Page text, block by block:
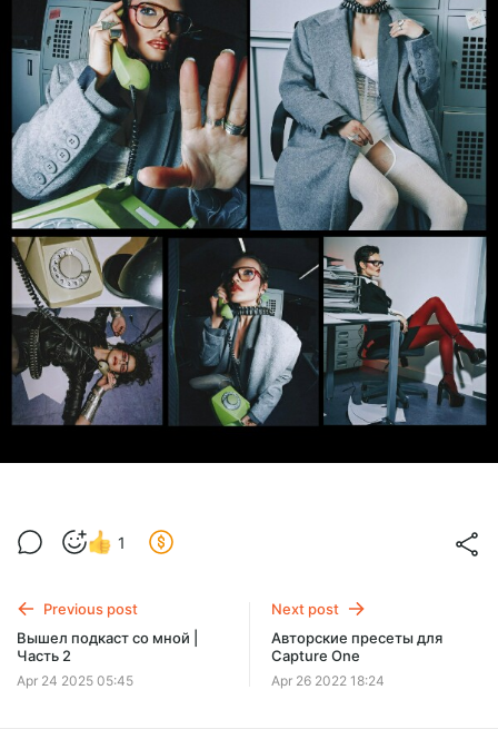
1
Previous post
Вышел подкаст со мной |
Часть 2
Apr 24 2025 05:45
Next post
Авторские пресеты для
Capture One
Apr 26 2022 18:24